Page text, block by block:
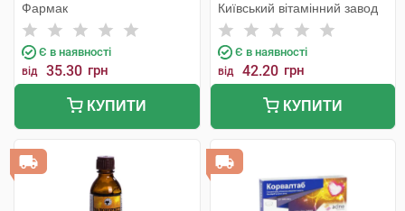
Фармак
Є в наявності
від 35.30 грн
КУПИТИ
Київський вітамінний завод
Є в наявності
від 42.20 грн
КУПИТИ